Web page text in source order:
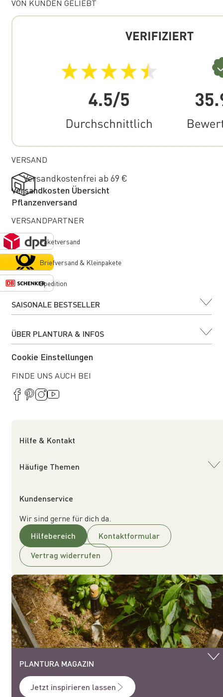
SAISONALE BESTSELLER
ÜBER PLANTURA & INFOS
Cookie Einstellungen
FINDE UNS AUCH BEI
VERSAND
Versandkostenfrei ab 69 €
Versandkosten Übersicht
Pflanzenversand
VERSANDPARTNER
Paketversand
Briefversand & Kleinpakete
Spedition
VON KUNDEN GELIEBT
Hilfe & Kontakt
Häufige Themen
Kundenservice
Wir sind gerne für dich da.
Hilfebereich
Kontaktformular
Vertrag widerrufen
PLANTURA MAGAZIN
Jetzt inspirieren lassen